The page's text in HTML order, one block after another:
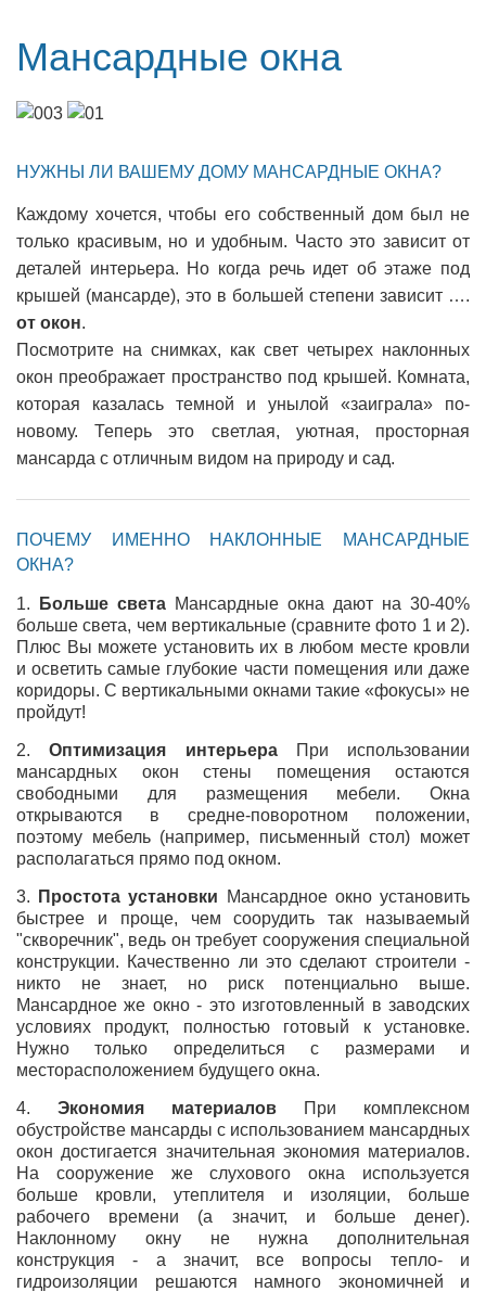
Мансардные окна
НУЖНЫ ЛИ ВАШЕМУ ДОМУ МАНСАРДНЫЕ ОКНА?
Каждому хочется, чтобы его собственный дом был не
только красивым, но и удобным. Часто это зависит от
деталей интерьера. Но когда речь идет об этаже под
крышей (мансарде), это в большей степени зависит ….
от окон.
Посмотрите на снимках, как свет четырех наклонных
окон преображает пространство под крышей. Комната,
которая казалась темной и унылой «заиграла» по-
новому. Теперь это светлая, уютная, просторная
мансарда с отличным видом на природу и сад.
ПОЧЕМУ ИМЕННО НАКЛОННЫЕ МАНСАРДНЫЕ
ОКНА?
1. Больше света Мансардные окна дают на 30-40%
больше света, чем вертикальные (сравните фото 1 и 2).
Плюс Вы можете установить их в любом месте кровли
и осветить самые глубокие части помещения или даже
коридоры. С вертикальными окнами такие «фокусы» не
пройдут!
2.Оптимизация интерьераПри использовании
мансардных окон стены помещения остаются
свободными для размещения мебели. Окна
открываются в средне-поворотном положении,
поэтому мебель (например, письменный стол) может
располагаться прямо под окном.
3. Простота установки Мансардное окно установить
быстрее и проще, чем соорудить так называемый
"скворечник", ведь он требует сооружения специальной
конструкции. Качественно ли это сделают строители -
никто не знает, но риск потенциально выше.
Мансардное же окно - это изготовленный в заводских
условиях продукт, полностью готовый к установке.
Нужно только определиться с размерами и
месторасположением будущего окна.
4. Экономия материалов
При комплексном
обустройстве мансарды с использованием мансардных
окон достигается значительная экономия материалов.
На сооружение же слухового окна используется
больше кровли, утеплителя и изоляции, больше
рабочего времени (а значит, и больше денег).
Наклонному окну не нужна дополнительная
конструкция - а значит, все вопросы тепло- и
гидроизоляции решаются намного экономичней и